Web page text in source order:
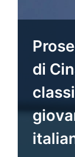
di